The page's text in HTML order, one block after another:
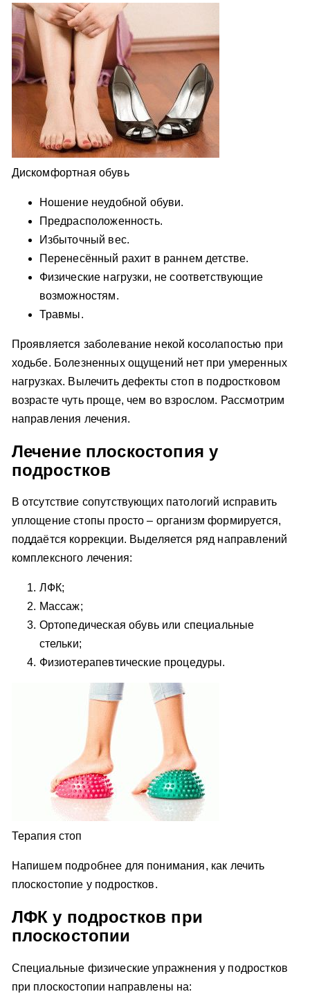
Дискомфортная обувь
Ношение неудобной обуви.
Предрасположенность.
Избыточный вес.
Перенесённый рахит в раннем детстве.
Физические нагрузки, не соответствующие
возможностям.
Травмы.
Проявляется заболевание некой косолапостью при
ходьбе. Болезненных ощущений нет при умеренных
нагрузках. Вылечить дефекты стоп в подростковом
возрасте чуть проще, чем во взрослом. Рассмотрим
направления лечения.
Лечение плоскостопия у
подростков
В отсутствие сопутствующих патологий исправить
уплощение стопы просто – организм формируется,
поддаётся коррекции. Выделяется ряд направлений
комплексного лечения:
ЛФК;
Массаж;
Ортопедическая обувь или специальные
стельки;
Физиотерапевтические процедуры.
Терапия стоп
Напишем подробнее для понимания, как лечить
плоскостопие у подростков.
ЛФК у подростков при
плоскостопии
Специальные физические упражнения у подростков
при плоскостопии направлены на: